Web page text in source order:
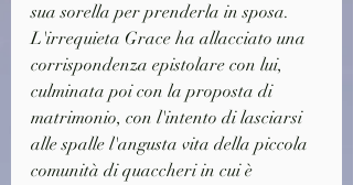
sua sorella per prenderla in sposa.
L'irrequieta Grace ha allacciato una
corrispondenza epistolare con lui,
culminata poi con la proposta di
matrimonio, con l'intento di lasciarsi
alle spalle l'angusta vita della piccola
comunità di quaccheri in cui è